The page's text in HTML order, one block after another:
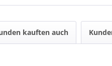
kauften auch